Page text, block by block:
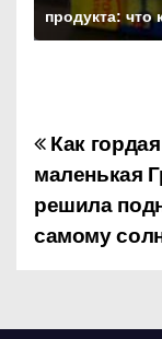
продукта: что
Н
а
в
Как гордая
маленькая
решила
самому